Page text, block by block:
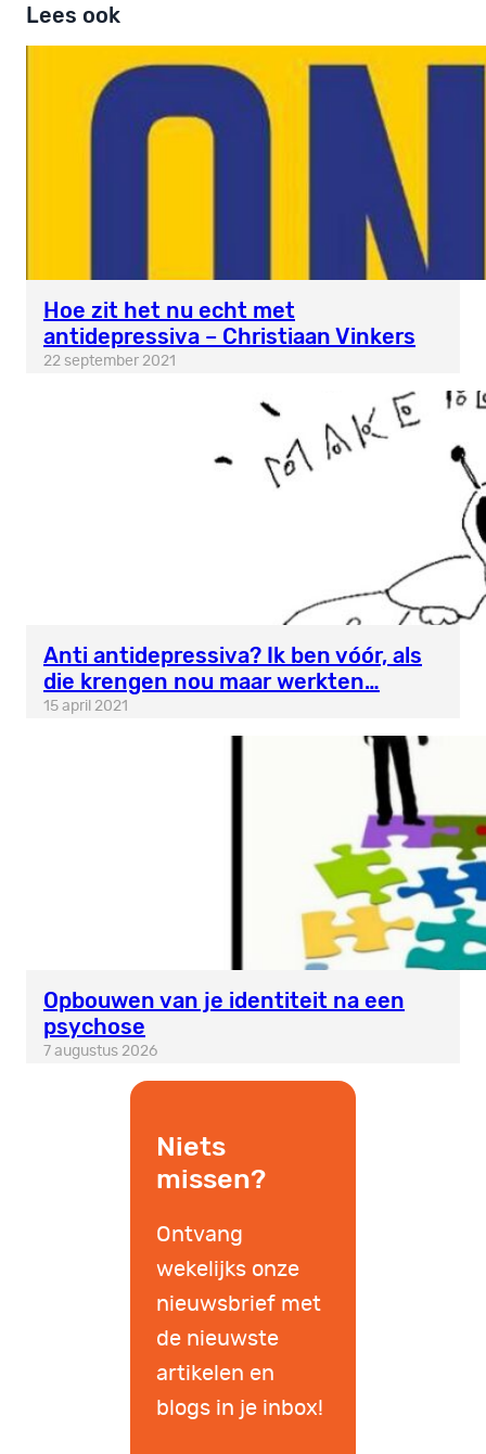
Lees ook
Hoe zit het nu echt met
antidepressiva – Christiaan Vinkers
22 september 2021
Anti antidepressiva? Ik ben vóór, als
die krengen nou maar werkten…
15 april 2021
Opbouwen van je identiteit na een
psychose
7 augustus 2026
Niets
missen?
Ontvang
wekelijks onze
nieuwsbrief met
de nieuwste
artikelen en
blogs in je inbox!